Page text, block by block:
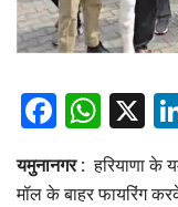
X
यमुनानगर : हरियाणा के
मॉल के बाहर फायरिंग